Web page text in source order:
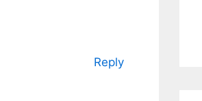
Reply